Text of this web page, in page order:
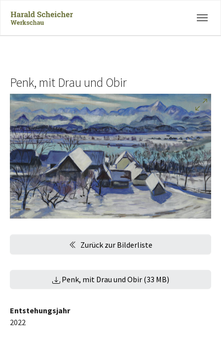
Penk, mit Drau und Obir
Zurück zur Bilderliste
Penk, mit Drau und Obir (33 MB)
Entstehungsjahr
2022